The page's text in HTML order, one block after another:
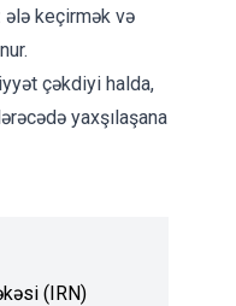
ələ keçirmək və
çəkdiyi halda,
yaxşılaşana
(IRN)